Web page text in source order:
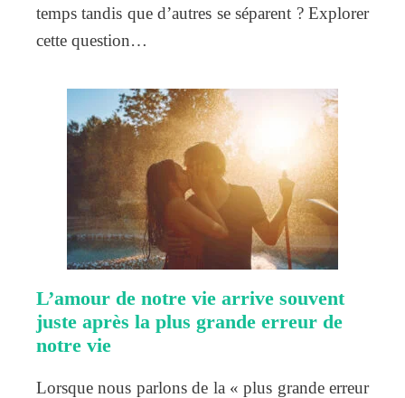
temps tandis que d’autres se séparent ? Explorer
cette question…
L’amour de notre vie arrive souvent
juste après la plus grande erreur de
notre vie
Lorsque nous parlons de la « plus grande erreur